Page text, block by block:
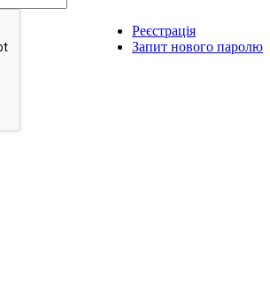
Реєстрація
Запит нового паролю